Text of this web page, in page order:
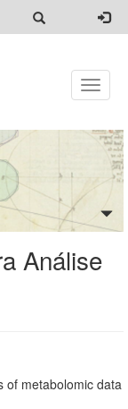
Toggle
Análise
of metabolomic data